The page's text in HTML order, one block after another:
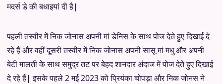
मदर्स डे की बधाइयां दी है|
पहली तस्वीर में निक जोनास अपनी मां डेनिस के साथ पोज देते हुए दिखाई दे
रहे हैं और वहीं दूसरी तस्वीर में निक जोनास अपनी सासू मां मधु और अपनी
बेटी मालती के साथ समुद्र तट पर बेहद शानदार अंदाज में पोज देते हुए दिखाई
दे रहे हैं| इसके पहले 2 मई 2023 को प्रियंका चोपड़ा और निक जोनस ने